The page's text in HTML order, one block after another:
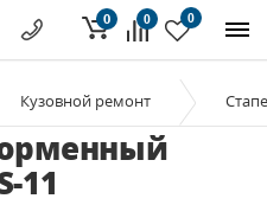
0 0
0
Кузовной ремонт
11